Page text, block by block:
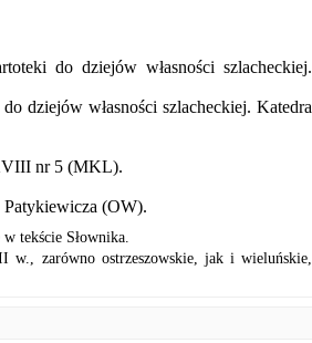
do dziejów własności szlacheckiej.
dziejów własności szlacheckiej. Katedra
nr 5 (MKL).
(OW).
tekście Słownika.
zarówno ostrzeszowskie, jak i wieluńskie,